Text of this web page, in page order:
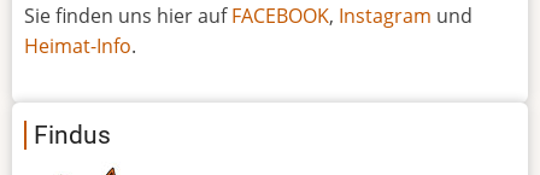
Sie finden uns hier aufFACEBOOK, Instagram und
Heimat-Info.
Findus